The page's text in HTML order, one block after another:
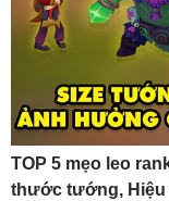
TOP 5 mẹo leo
thước tướng, Hiệu